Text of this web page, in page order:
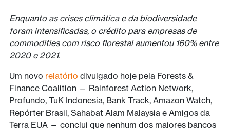
Enquanto as crises climática e da biodiversidade
foram intensificadas, o crédito para empresas de
commodities com risco florestal aumentou 160% entre
2020 e 2021.
Um novo relatório divulgado hoje pela Forests &
Finance Coalition — Rainforest Action Network,
Profundo, TuK Indonesia, Bank Track, Amazon Watch,
Repórter Brasil, Sahabat Alam Malaysia e Amigos da
Terra EUA — conclui que nenhum dos maiores bancos